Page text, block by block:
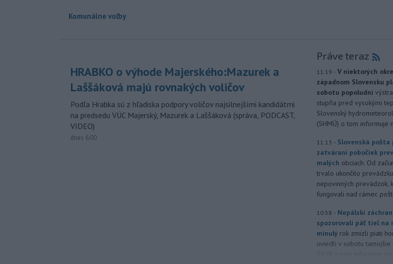
Komunálne voľby
HRABKO o výhode Majerského:Mazurek a
Laššáková majú rovnakých voličov
Podľa Hrabka sú z hľadiska podpory voličov najsilnejšími kandidátmi
na predsedu VÚC Majerský, Mazurek a Laššáková (správa, PODCAST,
VIDEO)
dnes 6:00
Práve teraz
11:19 - V niektorých
západnom Slovensku
sobotu popoludní
stupňa pred vysokými
Slovenský
(SHMÚ) o tom informuje
11:13 - Slovenská pošta
zatváraní pobočiek
malých obciach. Od
trvalo ukončilo
nepovinných prevádzok,
fungovali nad rámec
10:58 - Nepálski
spozorovali päť tiel na
minulý rok zmizli piati
uviedli v sobotu tamojšie